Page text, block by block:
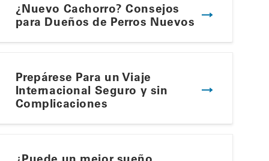
¿Nuevo Cachorro? Consejos
para Dueños de Perros Nuevos
Prepárese Para un Viaje
Internacional Seguro y sin
Complicaciones